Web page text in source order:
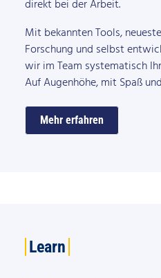
direkt bei der Arbeit.
Mit bekannten Tools,
Forschung und selbst
wir im Team systematisch
Auf Augenhöhe, mit Spaß
Mehr erfahren
Learn